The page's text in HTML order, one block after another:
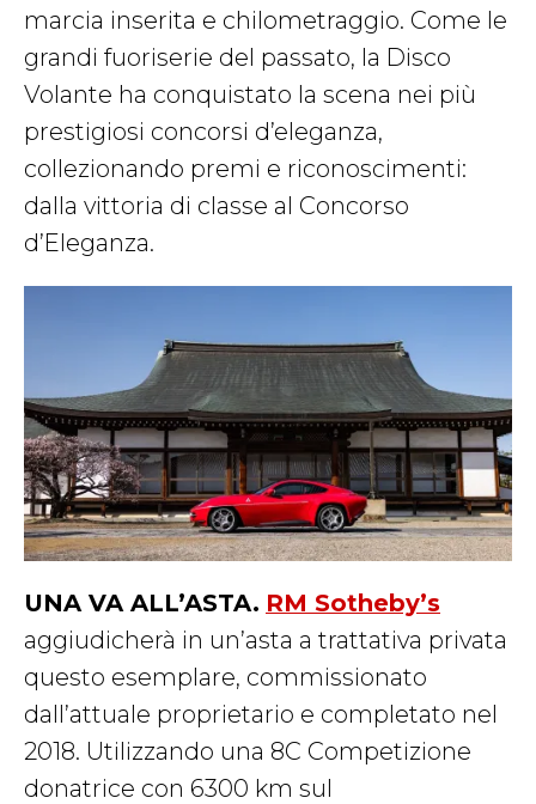
marcia inserita e chilometraggio. Come le
grandi fuoriserie del passato, la Disco
Volante ha conquistato la scena nei più
prestigiosi concorsi d’eleganza,
collezionando premi e riconoscimenti:
dalla vittoria di classe al Concorso
d’Eleganza.
UNA VA ALL’ASTA. RM Sotheby’s
aggiudicherà in un’asta a trattativa privata
questo esemplare, commissionato
dall’attuale proprietario e completato nel
2018. Utilizzando una 8C Competizione
donatrice con 6300 km sul